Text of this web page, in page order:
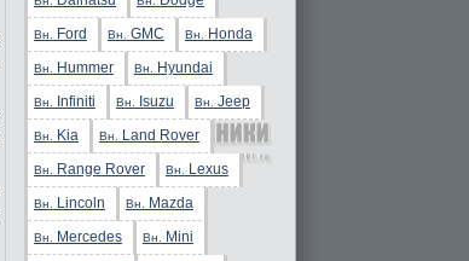
Вн. Ford Вн. GMC Вн. Honda
Вн. Hummer Вн. Hyundai
Вн. Infiniti Вн. Isuzu Вн. Jeep
Вн. Kia Вн. Land Rover
Вн. Range Rover Вн. Lexus
Вн. Lincoln Вн. Mazda
Вн. Mercedes Вн. Mini